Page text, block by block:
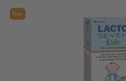
Neu